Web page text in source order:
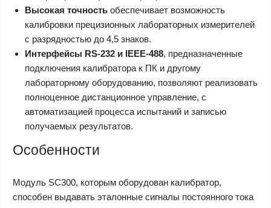
Высокая точность обеспечивает возможность
калибровки прецизионных лабораторных измерителей
с разрядностью до 4,5 знаков.
Интерфейсы RS-232 и IEEE-488, предназначенные
подключения калибратора к ПК и другому
лабораторному оборудованию, позволяют реализовать
полноценное дистанционное управление, с
автоматизацией процесса испытаний и записью
получаемых результатов.
Особенности
Модуль SC300, которым оборудован калибратор,
способен выдавать эталонные сигналы постоянного тока